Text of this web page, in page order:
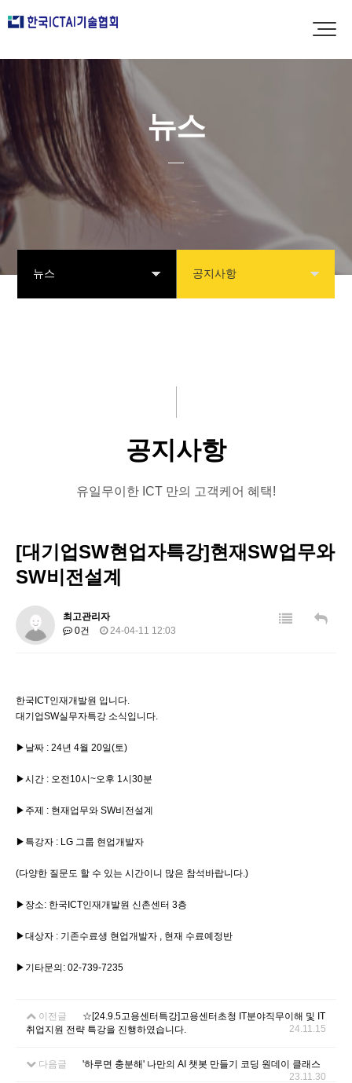
뉴스
뉴스 공지사항
공지사항
유일무이한 ICT 만의 고객케어 혜택!
[대기업SW현업자특강]현재SW업무와
SW비전설계
최고관리자
0건
24-04-11 12:03
한국ICT인재개발원 입니다.
대기업SW실무자특강 소식입니다.
▶날짜 : 24년 4월 20일(토)
▶시간 : 오전10시~오후 1시30분
▶주제 : 현재업무와 SW비전설계
▶특강자 : LG 그룹 현업개발자
(다양한 질문도 할 수 있는 시간이니 많은 참석바랍니다.)
▶장소: 한국ICT인재개발원 신촌센터 3층
▶대상자 : 기존수료생 현업개발자 , 현재 수료예정반
▶기타문의: 02-739-7235
이전글
☆[24.9.5고용센터특강]고용센터초청 IT분야직무이해 및 IT
취업지원 전략 특강을 진행하였습니다.
24.11.15
다음글
'하루면 충분해' 나만의 AI 챗봇 만들기 코딩 원데이 클래스
23.11.30